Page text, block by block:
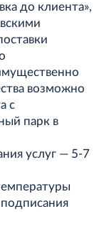
до клиента»,
возможно
с
парк в
услуг — 5-7